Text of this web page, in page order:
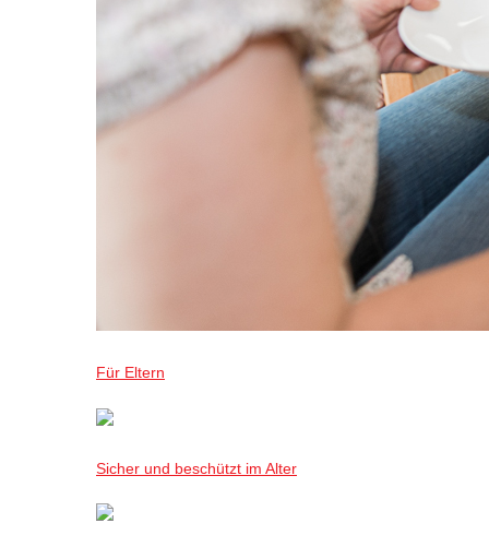
Für Eltern
Sicher und beschützt im Alter